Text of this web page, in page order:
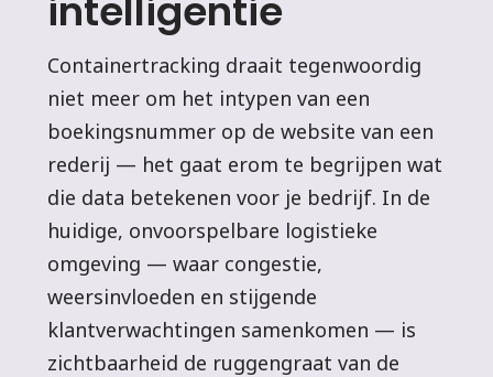
intelligentie
Containertracking draait tegenwoordig
niet meer om het intypen van een
boekingsnummer op de website van een
rederij — het gaat erom te begrijpen wat
die data betekenen voor je bedrijf. In de
huidige, onvoorspelbare logistieke
omgeving — waar congestie,
weersinvloeden en stijgende
klantverwachtingen samenkomen — is
zichtbaarheid de ruggengraat van de